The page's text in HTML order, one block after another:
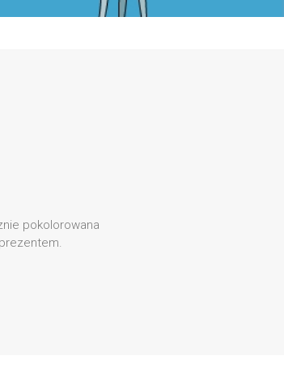
pokolorowana